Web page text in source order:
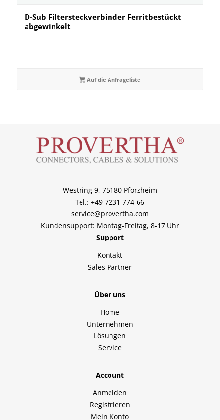
D-Sub Filtersteckverbinder Ferritbestückt
abgewinkelt
Auf die Anfrageliste
Westring 9, 75180 Pforzheim
Tel.: +49 7231 774-66
service@provertha.com
Kundensupport: Montag-Freitag, 8-17 Uhr
Support
Kontakt
Sales Partner
Über uns
Home
Unternehmen
Lösungen
Service
Account
Anmelden
Registrieren
Mein Konto